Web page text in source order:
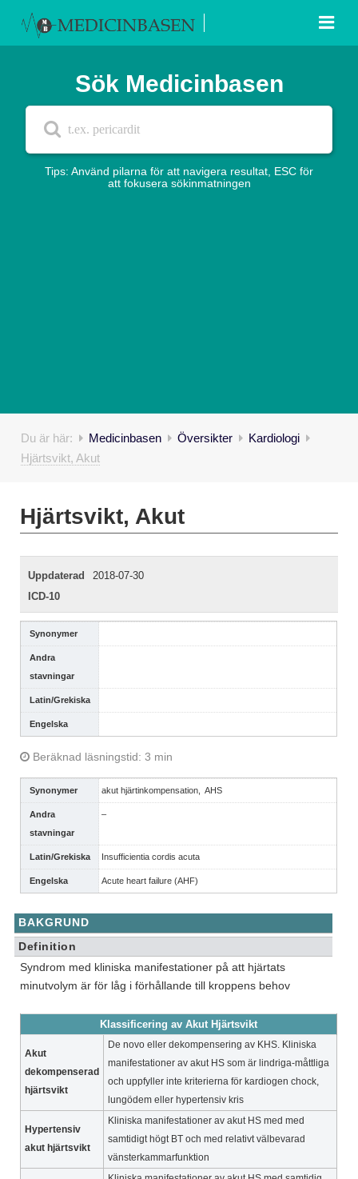
Sök Medicinbasen
Tips: Använd pilarna för att navigera resultat, ESC för
att fokusera sökinmatningen
Du är här: Medicinbasen Översikter
Kardiologi
Hjärtsvikt, Akut
Hjärtsvikt, Akut
Uppdaterad
2018-07-30
ICD-10
Synonymer
Andra
stavningar
Latin/Grekiska
Engelska
Beräknad läsningstid: 3 min
Synonymer akut hjärtinkompensation, AHS
Andra
stavningar
–
Latin/Grekiska Insufficientia cordis acuta
Engelska Acute heart failure (AHF)
BAKGRUND
Definition
Syndrom med kliniska manifestationer på att hjärtats
minutvolym är för låg i förhållande till kroppens behov
Klassificering av Akut Hjärtsvikt
Akut
dekompenserad
hjärtsvikt
De novo eller dekompensering av KHS. Kliniska
manifestationer av akut HS som är lindriga-måttliga
och uppfyller inte kriterierna för kardiogen chock,
lungödem eller hypertensiv kris
Hypertensiv
akut hjärtsvikt
Kliniska manifestationer av akut HS med med
samtidigt högt BT och med relativt välbevarad
vänsterkammarfunktion